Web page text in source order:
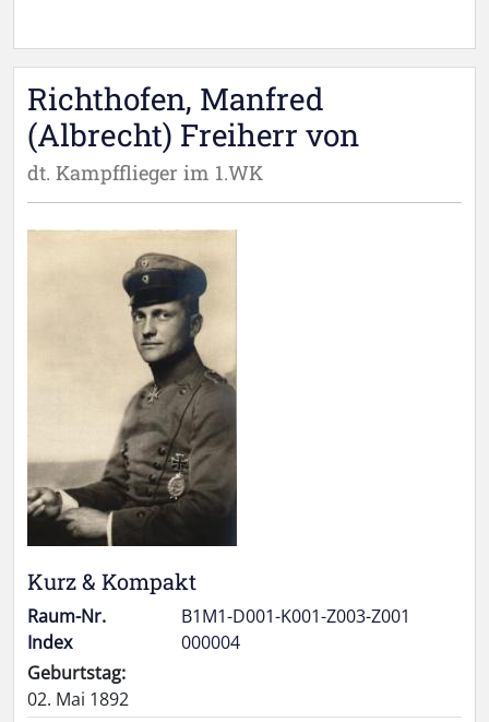
Richthofen, Manfred
(Albrecht) Freiherr von
dt. Kampfflieger im 1.WK
Kurz & Kompakt
Raum-Nr.
B1M1-D001-K001-Z003-Z001
Index
000004
Geburtstag:
02. Mai 1892